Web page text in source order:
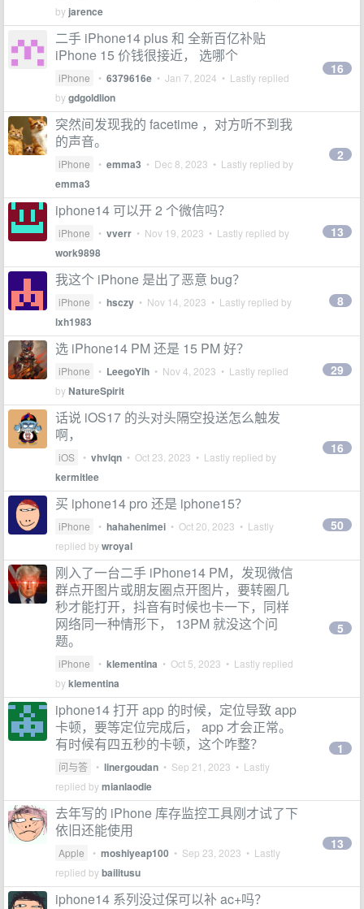
by jarence
二手 iPhone14 plus 和 全新百亿补贴
iPhone 15 价钱很接近， 选哪个
iPhone • 6379616e • Jan 7, 2024 • Lastly replied
bygdgoldlion
16
突然间发现我的 facetime ，对方听不到我
的声音。
iPhone • emma3 • Dec 8, 2023 • Lastly replied by
emma3
2
iphone14 可以开 2 个微信吗？
iPhone • vverr • Nov 19, 2023 • Lastly replied by
work9898
13
我这个 iPhone 是出了恶意 bug？
iPhone • hsczy • Nov 14, 2023 • Lastly replied by
lxh1983
8
选 iPhone14 PM 还是 15 PM 好？
iPhone • LeegoYih • Nov 4, 2023 • Lastly replied
byNatureSpirit
29
话说 iOS17 的头对头隔空投送怎么触发
啊，
iOS • vhvlqn • Oct 23, 2023 • Lastly replied by
kermitlee
16
买 iphone14 pro 还是 iphone15？
iPhone • hahahenimei • Oct 20, 2023 • Lastly
replied bywroyal
50
刚入了一台二手 iPhone14 PM，发现微信
群点开图片或朋友圈点开图片，要转圈几
秒才能打开，抖音有时候也卡一下，同样
网络同一种情形下， 13PM 就没这个问
题。
iPhone • klementina • Oct 5, 2023 • Lastly replied
byklementina
5
iphone14 打开 app 的时候，定位导致 app
卡顿，要等定位完成后， app 才会正常。
有时候有四五秒的卡顿，这个咋整？
问与答 • linergoudan • Sep 21, 2023 • Lastly
replied bymianlaodie
1
去年写的 iPhone 库存监控工具刚才试了下
依旧还能使用
Apple • moshiyeap100 • Sep 23, 2023 • Lastly
replied bybailitusu
13
iphone14 系列没过保可以补 ac+吗？